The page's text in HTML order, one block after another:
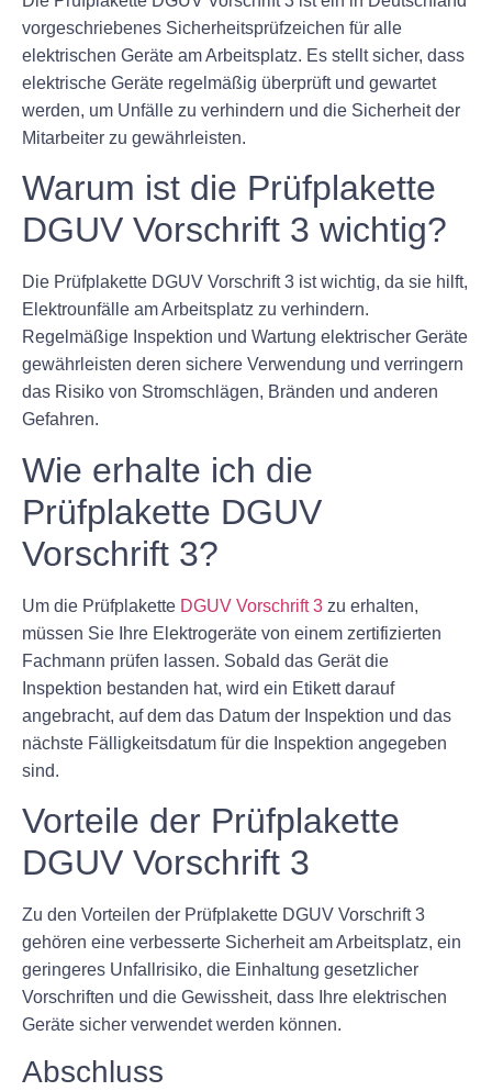
vorgeschriebenes Sicherheitsprüfzeichen für alle
elektrischen Geräte am Arbeitsplatz. Es stellt sicher, dass
elektrische Geräte regelmäßig überprüft und gewartet
werden, um Unfälle zu verhindern und die Sicherheit der
Mitarbeiter zu gewährleisten.
Warum ist die Prüfplakette
DGUV Vorschrift 3 wichtig?
Die Prüfplakette DGUV Vorschrift 3 ist wichtig, da sie hilft,
Elektrounfälle am Arbeitsplatz zu verhindern.
Regelmäßige Inspektion und Wartung elektrischer Geräte
gewährleisten deren sichere Verwendung und verringern
das Risiko von Stromschlägen, Bränden und anderen
Gefahren.
Wie erhalte ich die
Prüfplakette DGUV
Vorschrift 3?
Um die Prüfplakette DGUV Vorschrift 3 zu erhalten,
müssen Sie Ihre Elektrogeräte von einem zertifizierten
Fachmann prüfen lassen. Sobald das Gerät die
Inspektion bestanden hat, wird ein Etikett darauf
angebracht, auf dem das Datum der Inspektion und das
nächste Fälligkeitsdatum für die Inspektion angegeben
sind.
Vorteile der Prüfplakette
DGUV Vorschrift 3
Zu den Vorteilen der Prüfplakette DGUV Vorschrift 3
gehören eine verbesserte Sicherheit am Arbeitsplatz, ein
geringeres Unfallrisiko, die Einhaltung gesetzlicher
Vorschriften und die Gewissheit, dass Ihre elektrischen
Geräte sicher verwendet werden können.
Abschluss